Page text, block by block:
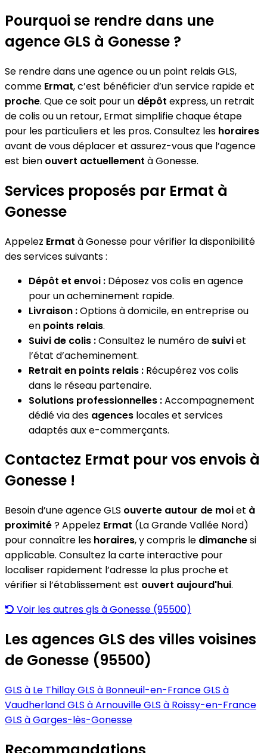
Pourquoi se rendre dans une
agence GLS à Gonesse ?
Se rendre dans une agence ou un point relais GLS,
comme Ermat, c’est bénéficier d’un service rapide et
proche. Que ce soit pour un dépôt express, un retrait
de colis ou un retour, Ermat simplifie chaque étape
pour les particuliers et les pros. Consultez les horaires
avant de vous déplacer et assurez-vous que l’agence
est bien ouvert actuellement à Gonesse.
Services proposés par Ermat à
Gonesse
Appelez Ermat à Gonesse pour vérifier la disponibilité
des services suivants :
Dépôt et envoi : Déposez vos colis en agence
pour un acheminement rapide.
Livraison :Options à domicile, en entreprise ou
en points relais.
Suivi de colis :Consultez le numéro de suiviet
l’état d’acheminement.
Retrait en points relais : Récupérez vos colis
dans le réseau partenaire.
Solutions professionnelles :Accompagnement
dédié via des agences locales et services
adaptés aux e-commerçants.
Contactez Ermat pour vos envois à
Gonesse !
Besoin d’une agence GLS ouverte autour de moiet à
proximité? Appelez Ermat (La Grande Vallée Nord)
pour connaître les horaires, y compris le dimanchesi
applicable. Consultez la carte interactive pour
localiser rapidement l’adresse la plus proche et
vérifier si l’établissement est ouvert aujourd'hui.
Voir les autres gls à Gonesse (95500)
Les agences GLS des villes voisines
de Gonesse (95500)
GLS à Le ThillayGLS à Bonneuil-en-FranceGLS à
VaudherlandGLS à ArnouvilleGLS à Roissy-en-France
GLS à Garges-lès-Gonesse